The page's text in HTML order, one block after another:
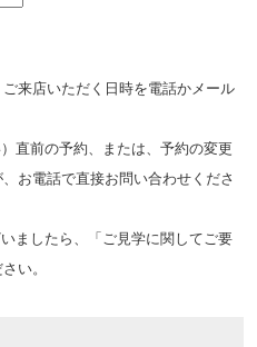
来店いただく日時を電話かメール
直前の予約、または、予約の変更
お電話で直接お問い合わせくださ
ましたら、「ご見学に関してご要
い。